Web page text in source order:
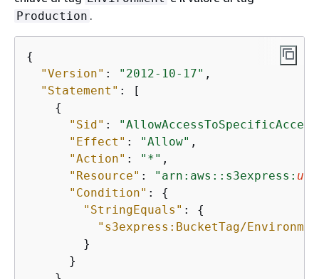
Production .
{
"Version" : "2012-10-17" ,
"Statement" : [
{
"Sid" :
"Effect" : "Allow" ,
"Action" : "*" ,
"Resource" : "arn:aws::s3express:
"Condition" : {
"StringEquals" : {
"s3express:BucketTag/
        }
      }